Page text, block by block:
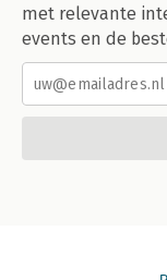
met relevante
events en de